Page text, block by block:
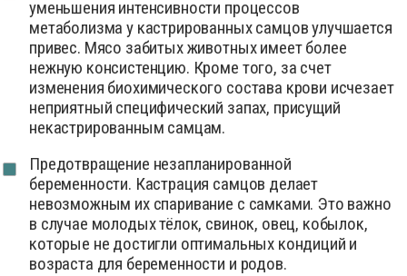
уменьшения интенсивности процессов
метаболизма у кастрированных самцов улучшается
привес. Мясо забитых животных имеет более
нежную консистенцию. Кроме того, за счет
изменения биохимического состава крови исчезает
неприятный специфический запах, присущий
некастрированным самцам.
Предотвращение незапланированной
беременности. Кастрация самцов делает
невозможным их спаривание с самками. Это важно
в случае молодых тёлок, свинок, овец, кобылок,
которые не достигли оптимальных кондиций и
возраста для беременности и родов.